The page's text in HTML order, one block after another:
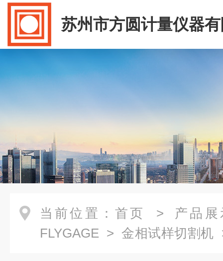
苏州市方圆计量仪器
当前位置： 首页 > 产品展
FLYGAGE > 金相试样切割机